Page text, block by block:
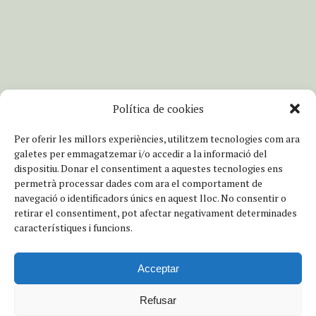
Política de cookies
Per oferir les millors experiències, utilitzem tecnologies com ara
galetes per emmagatzemar i/o accedir a la informació del
dispositiu.Donar el consentiment a aquestes tecnologies ens
permetrà processar dades com ara el comportament de
navegació o identificadors únics en aquest lloc.No consentir o
retirar el consentiment, pot afectar negativament determinades
característiques i funcions.
Acceptar
Refusar
PREV SLIDE NEXT SLIDE